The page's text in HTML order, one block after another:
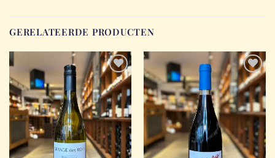
GERELATEERDE PRODUCTEN
Add to
Wishlist
Add to
Wishlist